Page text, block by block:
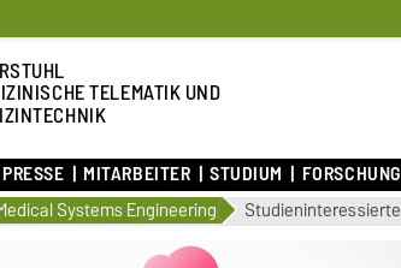
TELEMATIK UND
MITARBEITER STUDIUM FORSCHUNG
Systems Engineering Studieninteressierte